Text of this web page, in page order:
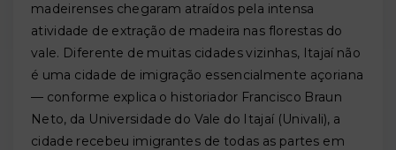
madeirenses chegaram atraídos pela intensa
atividade de extração de madeira nas florestas do
vale. Diferente de muitas cidades vizinhas, Itajaí não
é uma cidade de imigração essencialmente açoriana
— conforme explica o historiador Francisco Braun
Neto, da Universidade do Vale do Itajaí (Univali), a
cidade recebeu imigrantes de todas as partes em